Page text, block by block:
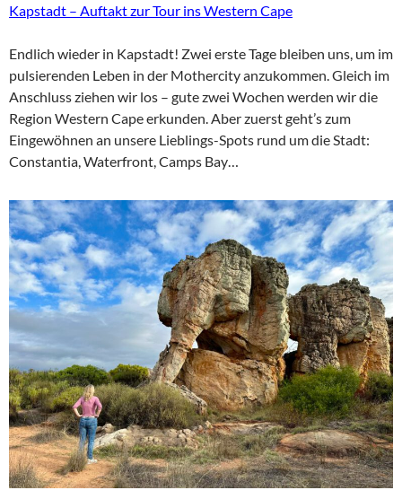
Kapstadt – Auftakt zur Tour ins Western Cape
Endlich wieder in Kapstadt! Zwei erste Tage bleiben uns, um im
pulsierenden Leben in der Mothercity anzukommen. Gleich im
Anschluss ziehen wir los – gute zwei Wochen werden wir die
Region Western Cape erkunden. Aber zuerst geht’s zum
Eingewöhnen an unsere Lieblings-Spots rund um die Stadt:
Constantia, Waterfront, Camps Bay…